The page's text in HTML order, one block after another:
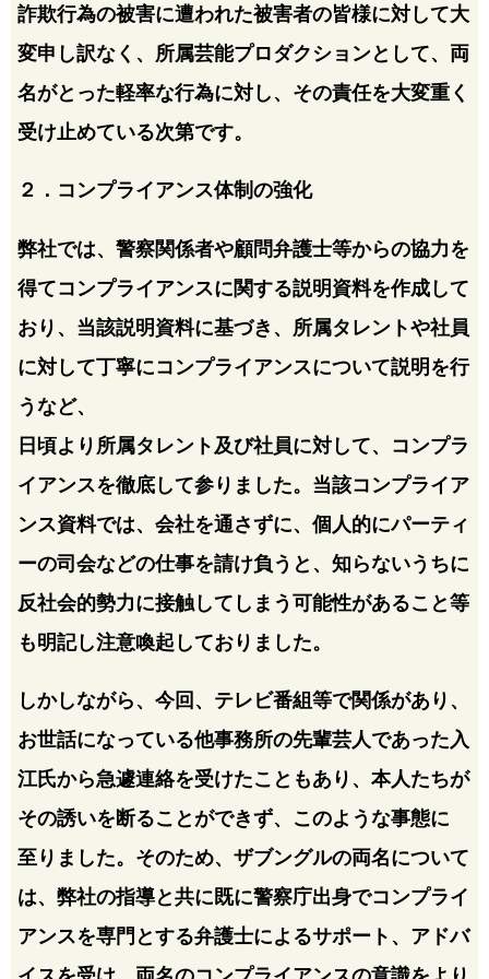
詐欺行為の被害に遭われた被害者の皆様に対して大
変申し訳なく、所属芸能プロダクションとして、両
名がとった軽率な行為に対し、その責任を大変重く
受け止めている次第です。
２．コンプライアンス体制の強化
弊社では、警察関係者や顧問弁護士等からの協力を
得てコンプライアンスに関する説明資料を作成して
おり、当該説明資料に基づき、所属タレントや社員
に対して丁寧にコンプライアンスについて説明を行
うなど、
日頃より所属タレント及び社員に対して、コンプラ
イアンスを徹底して参りました。当該コンプライア
ンス資料では、会社を通さずに、個人的にパーティ
ーの司会などの仕事を請け負うと、知らないうちに
反社会的勢力に接触してしまう可能性があること等
も明記し注意喚起しておりました。
しかしながら、今回、テレビ番組等で関係があり、
お世話になっている他事務所の先輩芸人であった入
江氏から急遽連絡を受けたこともあり、本人たちが
その誘いを断ることができず、このような事態に
至りました。そのため、ザブングルの両名について
は、弊社の指導と共に既に警察庁出身でコンプライ
アンスを専門とする弁護士によるサポート、アドバ